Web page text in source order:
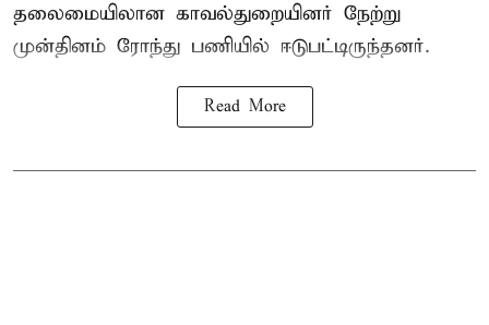
தலைமையிலான காவல்துறையினர் நேற்று
முன்தினம் ரோந்து பணியில் ஈடுபட்டிருந்தனர்.
Read More